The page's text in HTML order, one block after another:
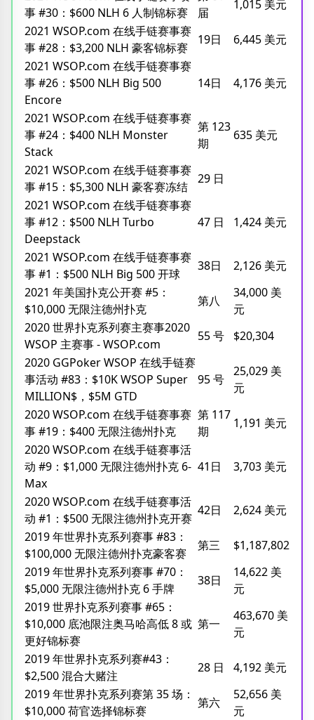
事 #30：$600 NLH 6 人制锦标赛
届
1,015 美元
2021 WSOP.com 在线手链赛事赛
事 #28：$3,200 NLH 豪客锦标赛
19日
6,445 美元
2021 WSOP.com 在线手链赛事赛
事 #26：$500 NLH Big 500
Encore
14日 4,176 美元
2021 WSOP.com 在线手链赛事赛
事 #24：$400 NLH Monster
Stack
第 123
期
635 美元
2021 WSOP.com 在线手链赛事赛
事 #15：$5,300 NLH 豪客赛冻结
29 日
2021 WSOP.com 在线手链赛事赛
事 #12：$500 NLH Turbo
Deepstack
47 日 1,424 美元
2021 WSOP.com 在线手链赛事赛
事 #1：$500 NLH Big 500 开球
38日
2,126 美元
2021 年美国扑克公开赛 #5：
$10,000 无限注德州扑克
第八
34,000 美
元
2020 世界扑克系列赛主赛事2020
WSOP 主赛事 - WSOP.com
55 号
$20,304
2020 GGPoker WSOP 在线手链赛
事活动 #83：$10K WSOP Super
MILLION$，$5M GTD
95 号
25,029 美
元
2020 WSOP.com 在线手链赛事赛
事 #19：$400 无限注德州扑克
第 117
期
1,191 美元
2020 WSOP.com 在线手链赛事活
动 #9：$1,000 无限注德州扑克 6-
Max
41日 3,703 美元
2020 WSOP.com 在线手链赛事活
动 #1：$500 无限注德州扑克开赛
42日
2,624 美元
2019 年世界扑克系列赛事 #83：
$100,000 无限注德州扑克豪客赛
第三
$1,187,802
2019 年世界扑克系列赛事 #70：
$5,000 无限注德州扑克 6 手牌
38日
14,622 美
元
2019 世界扑克系列赛事 #65：
$10,000 底池限注奥马哈高低 8 或
更好锦标赛
第一
463,670 美
元
2019 年世界扑克系列赛#43：
$2,500 混合大赌注
28 日
4,192 美元
2019 年世界扑克系列赛第 35 场：
$10,000 荷官选择锦标赛
第六
52,656 美
元